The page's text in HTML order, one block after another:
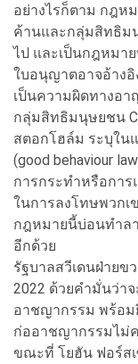
อย่างไรก็ตาม กฎห
ค้านและกลุ่มสิทธิม
ไป และเป็นกฎหมา
ใบอนุญาตอาจอ้างอิ
เป็นความผิดทางอา
กลุ่มสิทธิมนุษยชน
สตอกโฮล์ม ระบุใน
(good behaviour
การกระทำหรือการ
ในการลงโทษพวก
กฎหมายนี้บ่อนทำล
อีกด้วย
รัฐบาลสวีเดนฝ่ายข
2022 ด้วยคำมั่นว่า
อาชญากรรม พร้อ
ก่ออาชญากรรมไม่
ขณะที่ โยฮัน ฟอร์สเ